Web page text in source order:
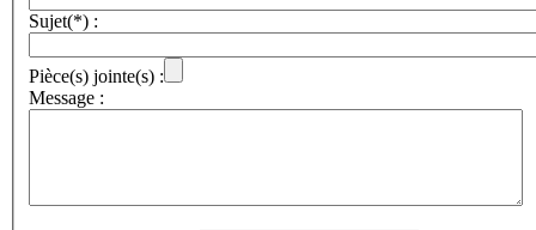
Sujet(*) :
Pièce(s) jointe(s) :
Message :